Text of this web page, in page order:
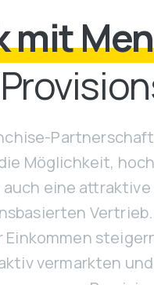
mit
Möglichkeit,
eine
Einkommen
vermarkten